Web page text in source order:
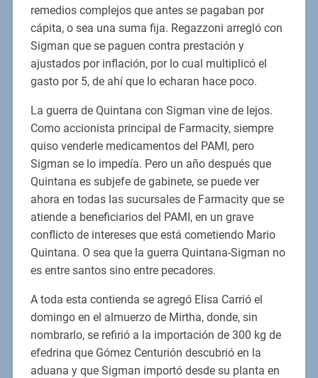
remedios complejos que antes se pagaban por
cápita, o sea una suma fija. Regazzoni arregló con
Sigman que se paguen contra prestación y
ajustados por inflación, por lo cual multiplicó el
gasto por 5, de ahí que lo echaran hace poco.
La guerra de Quintana con Sigman vine de lejos.
Como accionista principal de Farmacity, siempre
quiso venderle medicamentos del PAMI, pero
Sigman se lo impedía. Pero un año después que
Quintana es subjefe de gabinete, se puede ver
ahora en todas las sucursales de Farmacity que se
atiende a beneficiarios del PAMI, en un grave
conflicto de intereses que está cometiendo Mario
Quintana. O sea que la guerra Quintana-Sigman no
es entre santos sino entre pecadores.
A toda esta contienda se agregó Elisa Carrió el
domingo en el almuerzo de Mirtha, donde, sin
nombrarlo, se refirió a la importación de 300 kg de
efedrina que Gómez Centurión descubrió en la
aduana y que Sigman importó desde su planta en